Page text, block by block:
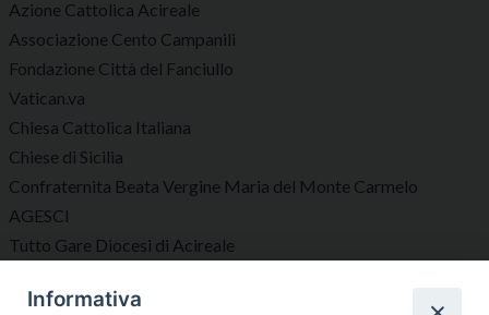
Azione Cattolica Acireale
Associazione Cento Campanili
Fondazione Città del Fanciullo
Vatican.va
Chiesa Cattolica Italiana
Chiese di Sicilia
Confraternita Beata Vergine Maria del Monte Carmelo
AGESCI
Tutto Gare Diocesi di Acireale
Informativa